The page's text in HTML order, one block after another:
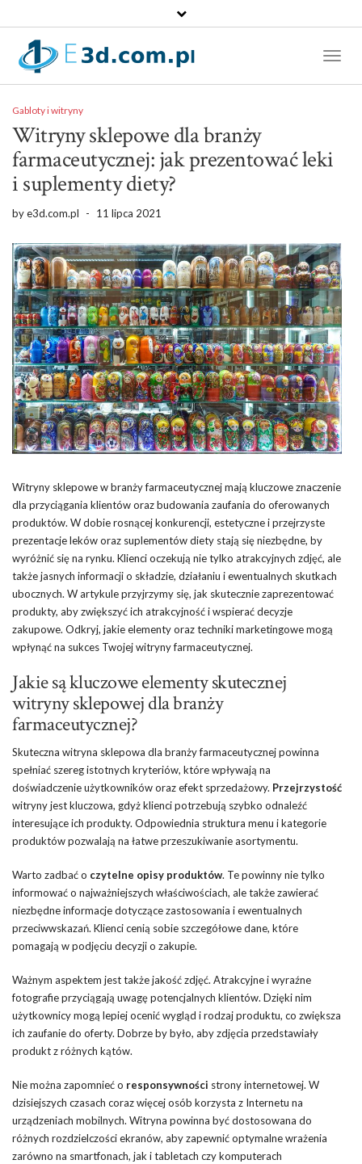
Gabloty i witryny
Witryny sklepowe dla branży
farmaceutycznej: jak prezentować leki
i suplementy diety?
bye3d.com.pl - 11 lipca 2021
Witryny sklepowe w branży farmaceutycznej mają kluczowe znaczenie
dla przyciągania klientów oraz budowania zaufania do oferowanych
produktów. W dobie rosnącej konkurencji, estetyczne i przejrzyste
prezentacje leków oraz suplementów diety stają się niezbędne, by
wyróżnić się na rynku. Klienci oczekują nie tylko atrakcyjnych zdjęć, ale
także jasnych informacji o składzie, działaniu i ewentualnych skutkach
ubocznych. W artykule przyjrzymy się, jak skutecznie zaprezentować
produkty, aby zwiększyć ich atrakcyjność i wspierać decyzje
zakupowe. Odkryj, jakie elementy oraz techniki marketingowe mogą
wpłynąć na sukces Twojej witryny farmaceutycznej.
Jakie są kluczowe elementy skutecznej
witryny sklepowej dla branży
farmaceutycznej?
Skuteczna witryna sklepowa dla branży farmaceutycznej powinna
spełniać szereg istotnych kryteriów, które wpływają na
doświadczenie użytkowników oraz efekt sprzedażowy. Przejrzystość
witryny jest kluczowa, gdyż klienci potrzebują szybko odnaleźć
interesujące ich produkty. Odpowiednia struktura menu i kategorie
produktów pozwalają na łatwe przeszukiwanie asortymentu.
Warto zadbać o czytelne opisy produktów. Te powinny nie tylko
informować o najważniejszych właściwościach, ale także zawierać
niezbędne informacje dotyczące zastosowania i ewentualnych
przeciwwskazań. Klienci cenią sobie szczegółowe dane, które
pomagają w podjęciu decyzji o zakupie.
Ważnym aspektem jest także jakość zdjęć. Atrakcyjne i wyraźne
fotografie przyciągają uwagę potencjalnych klientów. Dzięki nim
użytkownicy mogą lepiej ocenić wygląd i rodzaj produktu, co zwiększa
ich zaufanie do oferty. Dobrze by było, aby zdjęcia przedstawiały
produkt z różnych kątów.
Nie można zapomnieć o responsywności strony internetowej. W
dzisiejszych czasach coraz więcej osób korzysta z Internetu na
urządzeniach mobilnych. Witryna powinna być dostosowana do
różnych rozdzielczości ekranów, aby zapewnić optymalne wrażenia
zarówno na smartfonach, jak i tabletach czy komputerach